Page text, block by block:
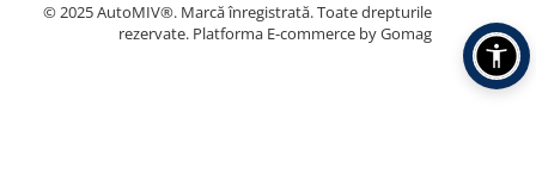
© 2025 AutoMIV®. Marcă înregistrată. Toate drepturile
rezervate. Platforma E-commerce by Gomag